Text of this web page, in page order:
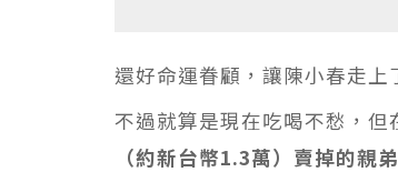
還好命運眷顧，讓陳小春走
不過就算是現在吃喝不愁，
（約新台幣1.3萬）賣掉的親